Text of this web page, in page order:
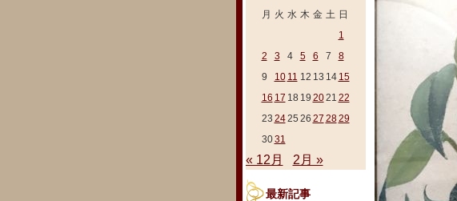
月 火 水 木 金 土 日
1
2
3 4 5 6 7
8
9
10 11 12 13 14 15
16 17 18 19 2021 22
23 2425 26 27 2829
3031
« 12月 2月 »
最新記事